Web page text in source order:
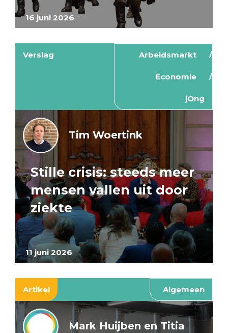
16 juni 2026
Verslag Arbeidsmarkt
Economie
jOng
11 juni 2026
Tim Woertink
Stille crisis: steeds meer
mensen vallen uit door
ziekte
Artikel Algemeen
Mark Huijben en Titia